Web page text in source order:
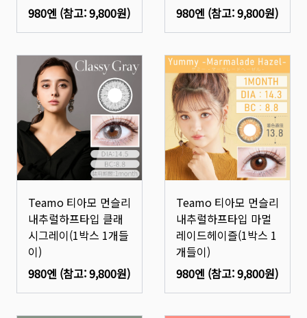
980엔 (참고:9,800원)
980엔 (참고:9,800원)
Teamo 티아모 먼슬리
내추럴하프타입 클래
시그레이(1박스 1개들
이)
980엔 (참고:9,800원)
Teamo 티아모 먼슬리
내추럴하프타입 마멀
레이드헤이즐(1박스 1
개들이)
980엔 (참고:9,800원)